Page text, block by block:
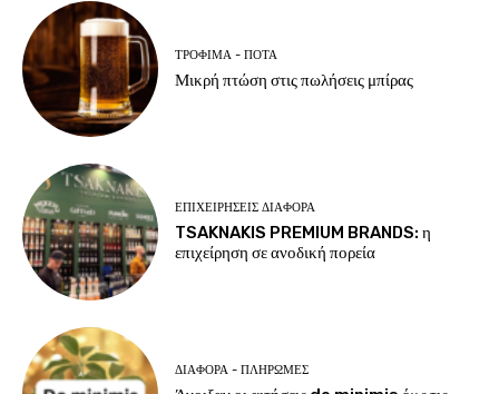
ΤΡΌΦΙΜΑ - ΠΟΤΆ
Μικρή πτώση στις πωλήσεις μπίρας
ΕΠΙΧΕΙΡΉΣΕΙΣ ΔΙΆΦΟΡΑ
TSAKNAKIS PREMIUM BRANDS: η
επιχείρηση σε ανοδική πορεία
ΔΙΆΦΟΡΑ - ΠΛΗΡΩΜΈΣ